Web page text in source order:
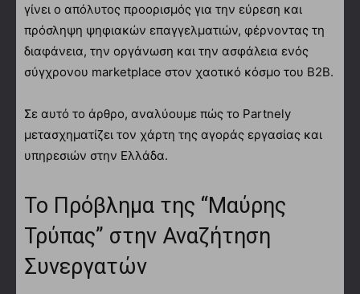
γίνει ο απόλυτος προορισμός για την εύρεση και
πρόσληψη ψηφιακών επαγγελματιών, φέρνοντας τη
διαφάνεια, την οργάνωση και την ασφάλεια ενός
σύγχρονου marketplace στον χαοτικό κόσμο του B2B.
Σε αυτό το άρθρο, αναλύουμε πώς το Partnely
μετασχηματίζει τον χάρτη της αγοράς εργασίας και
υπηρεσιών στην Ελλάδα.
Το Πρόβλημα της “Μαύρης
Τρύπας” στην Αναζήτηση
Συνεργατών